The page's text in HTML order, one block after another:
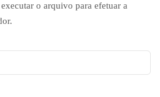
o arquivo para efetuar a